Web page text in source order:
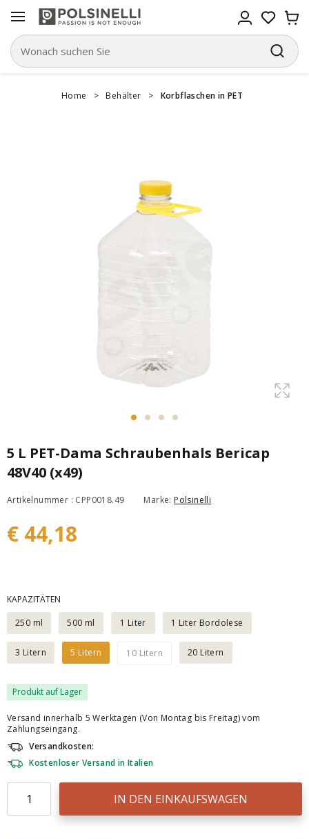
Home > Behälter > Korbflaschen in PET
5 L PET-Dama Schraubenhals Bericap
48V40 (x49)
Artikelnummer : CPP0018.49 Marke: Polsinelli
€ 44,18
KAPAZITÄTEN
250 ml
500 ml 1 Liter 1 Liter Bordolese
3 Litern 5 Litern 10 Litern 20 Litern
Produkt auf Lager
Versand innerhalb 5 Werktagen (Von Montag bis Freitag) vom
Zahlungseingang.
Versandkosten:
Kostenloser Versand in Italien
IN DEN EINKAUFSWAGEN